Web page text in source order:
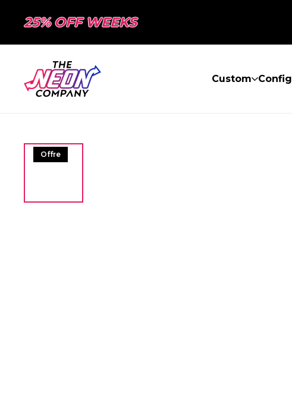
25% OFF WEEKS
Custom
Offre